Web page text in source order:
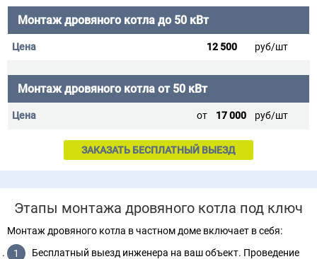
Монтаж дровяного котла до 50 кВт
12 500 руб/шт
Монтаж дровяного котла от 50 кВт
от 17 000 руб/шт
ЗАКАЗАТЬ БЕСПЛАТНЫЙ ВЫЕЗД
Этапы монтажа дровяного котла под ключ
Монтаж дровяного котла в частном доме включает в себя:
Бесплатный выезд инженера на ваш объект. Проведение